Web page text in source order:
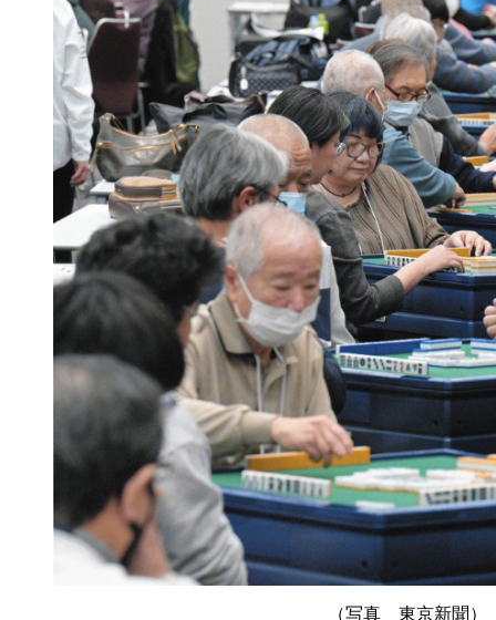
（写真 東京新聞）